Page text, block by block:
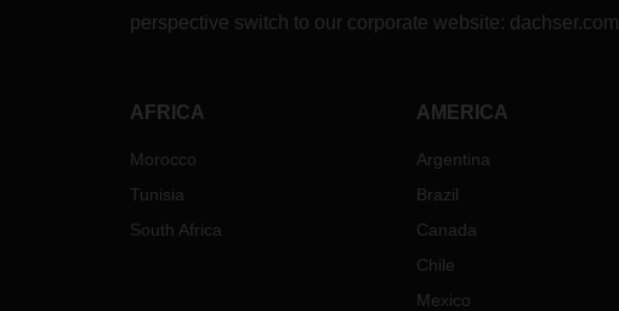
perspective switch to our corporate website: dachser.com
AFRICA
Morocco
Tunisia
South Africa
AMERICA
Argentina
Brazil
Canada
Chile
Mexico